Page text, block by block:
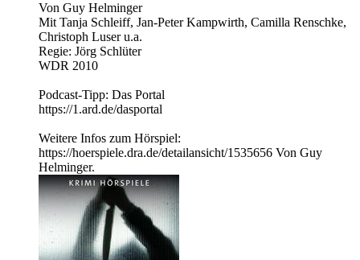
Von Guy Helminger
Mit Tanja Schleiff, Jan-Peter Kampwirth, Camilla Renschke,
Christoph Luser u.a.
Regie: Jörg Schlüter
WDR 2010
Podcast-Tipp: Das Portal
https://1.ard.de/dasportal
Weitere Infos zum Hörspiel:
https://hoerspiele.dra.de/detailansicht/1535656 Von Guy
Helminger.